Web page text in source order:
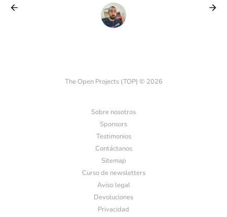
The Open Projects (TOP) © 2026
Sobre nosotros
Sponsors
Testimonios
Contáctanos
Sitemap
Curso de newsletters
Aviso legal
Devoluciones
Privacidad